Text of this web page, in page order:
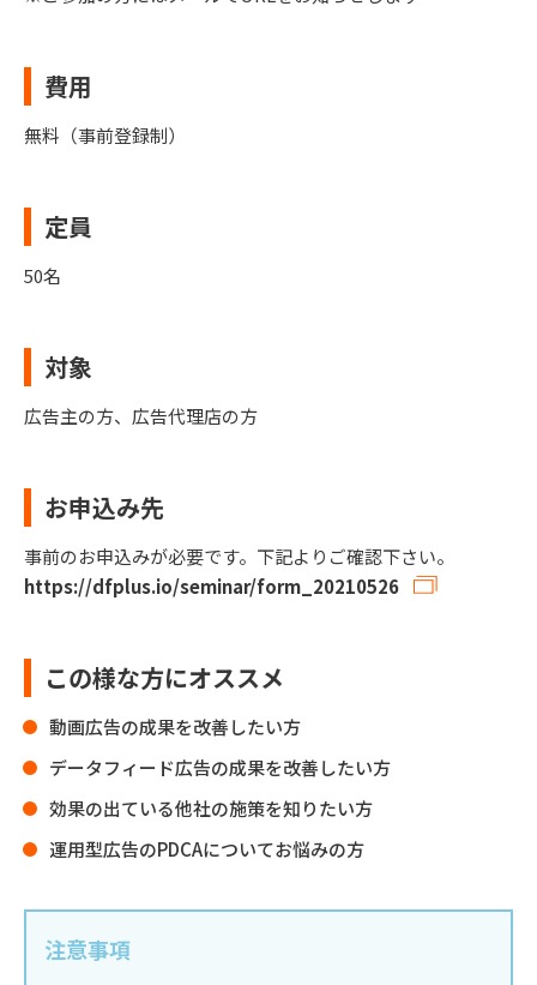
費用
無料（事前登録制）
定員
50名
対象
広告主の方、広告代理店の方
お申込み先
事前のお申込みが必要です。下記よりご確認下さい。
https://dfplus.io/seminar/form_20210526
この様な方にオススメ
動画広告の成果を改善したい方
データフィード広告の成果を改善したい方
効果の出ている他社の施策を知りたい方
運用型広告のPDCAについてお悩みの方
注意事項